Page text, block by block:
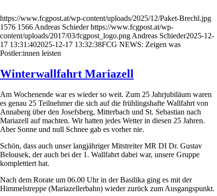
https://www.fcgpost.at/wp-content/uploads/2025/12/Paket-Brechl.jpg
1576 1566 Andreas Schieder https://www.fcgpost.at/wp-
content/uploads/2017/03/fcgpost_logo.png Andreas Schieder2025-12-
17 13:31:402025-12-17 13:32:38FCG NEWS: Zeigen was
Postler:innen leisten
Winterwallfahrt Mariazell
Am Wochenende war es wieder so weit. Zum 25 Jahrjubiläum waren
es genau 25 Teilnehmer die sich auf die frühlingshafte Wallfahrt von
Annaberg über den Josefsberg, Mitterbach und St. Sebastian nach
Mariazell auf machten. Wir hatten jedes Wetter in diesen 25 Jahren.
Aber Sonne und null Schnee gab es vorher nie.
Schön, dass auch unser langjähriger Mitstreiter MR DI Dr. Gustav
Belousek, der auch bei der 1. Wallfahrt dabei war, unsere Gruppe
komplettiert hat.
Nach dem Rorate um 06.00 Uhr in der Basilika ging es mit der
Himmelstreppe (Mariazellerbahn) wieder zurück zum Ausgangspunkt.